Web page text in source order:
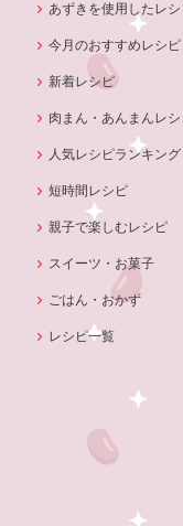
あずきを使用したレ
今月のおすすめレシピ
新着レシピ
肉まん・あんまんレ
人気レシピランキング
短時間レシピ
親子で楽しむレシピ
スイーツ・お菓子
ごはん・おかず
レシピ一覧